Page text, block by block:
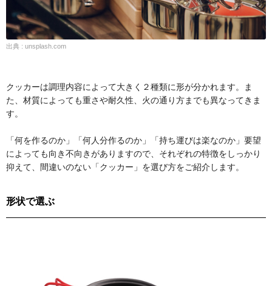
出典 : unsplash.com
クッカーは調理内容によって大きく２種類に形が分かれます。ま
た、材質によっても重さや耐久性、火の通り方までも異なってきま
す。
「何を作るのか」「何人分作るのか」「持ち運びは楽なのか」要望
によっても向き不向きがありますので、それぞれの特徴をしっかり
抑えて、間違いのない「クッカー」を選び方をご紹介します。
形状で選ぶ